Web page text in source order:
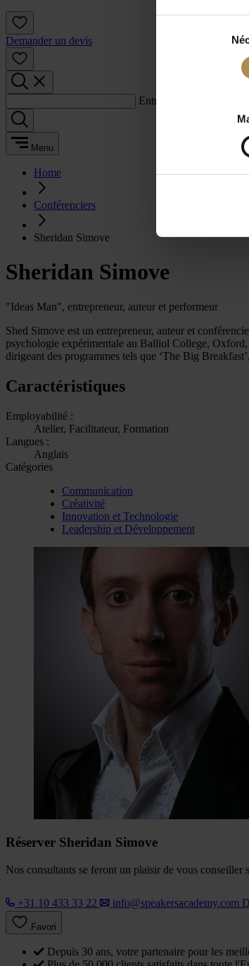
Demander un devis
Entrez un terme de
Menu
Home
Conférenciers
Sheridan Simove
Sheridan Simove
"Ideas Man", entrepreneur, auteur et performeur
Shed Simove est un entrepreneur, auteur et
psychologie expérimentale au Balliol College,
dirigeant des programmes tels que ‘The Big
Caractéristiques
Employabilité :
Atelier, Facilitateur, Formation
Langues :
Anglais
Catégories
Communication
Créativité
Innovation et Technologie
Leadership et Développement
Réserver Sheridan Simove
Nos consultants se feront un plaisir de vous
+31 10 433 33 22 info@speakersacademy.com
Favori
Depuis 30 ans, votre partenaire pour les